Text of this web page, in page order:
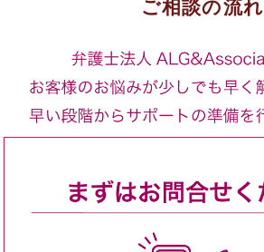
ご相談の流れ